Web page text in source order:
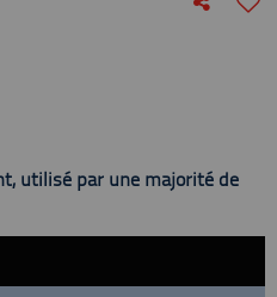
utilisé par une majorité de